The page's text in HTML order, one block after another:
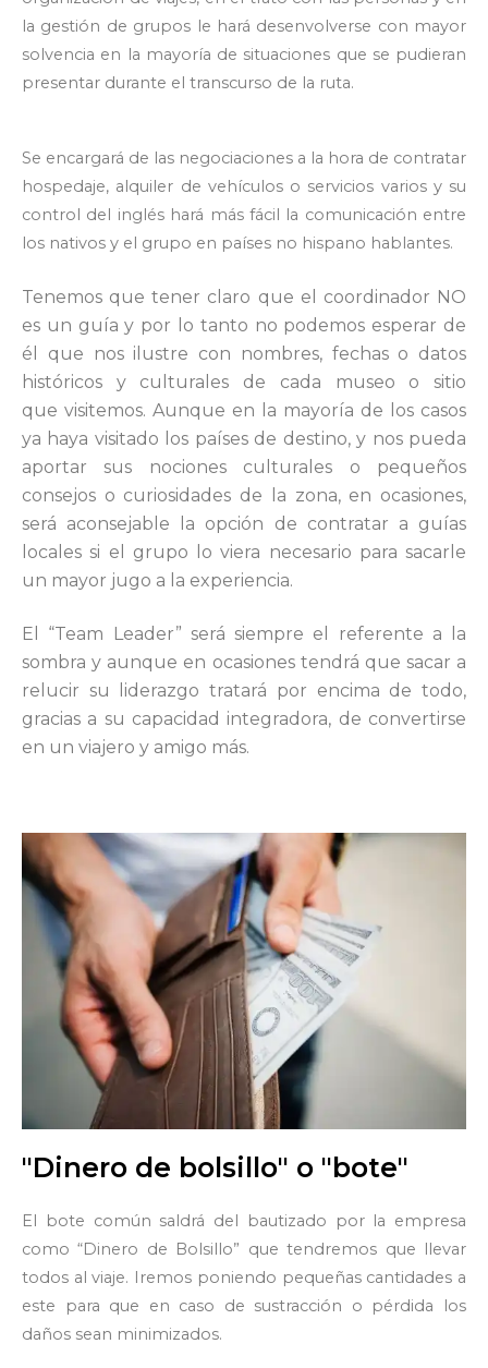
la gestión de grupos le hará desenvolverse con mayor
solvencia en la mayoría de situaciones que se pudieran
presentar durante el transcurso de la ruta.
Se encargará de las negociaciones a la hora de contratar
hospedaje, alquiler de vehículos o servicios varios y su
control del inglés hará más fácil la comunicación entre
los nativos y el grupo en países no hispano hablantes.
Tenemos que tener claro que el coordinador NO
es un guía y por lo tanto no podemos esperar de
él que nos ilustre con nombres, fechas o datos
históricos y culturales de cada museo o sitio
que visitemos. Aunque en la mayoría de los casos
ya haya visitado los países de destino, y nos pueda
aportar sus nociones culturales o pequeños
consejos o curiosidades de la zona, en ocasiones,
será aconsejable la opción de contratar a guías
locales si el grupo loviera necesario para sacarle
un mayor jugo a la experiencia.
El “Team Leader” será siempre el referente a la
sombra y aunque en ocasiones tendrá que sacar a
relucir su liderazgo tratará por encima de todo,
gracias a su capacidad integradora, de convertirse
en un viajero y amigo más.
"Dinero de bolsillo" o "bote"
El bote común saldrá del bautizado por la empresa
como “Dinero de Bolsillo” que tendremos que llevar
todos al viaje. Iremos poniendo pequeñas cantidades a
este para que en caso de sustracción o pérdida los
daños sean minimizados.